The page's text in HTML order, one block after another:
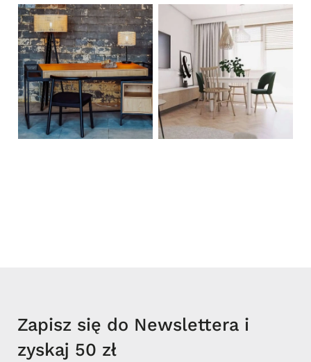
Zapisz się do Newslettera i
zyskaj 50 zł